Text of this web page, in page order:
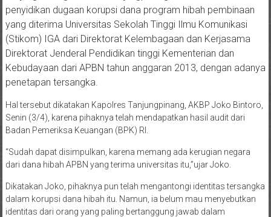
penyidikan dugaan korupsi dana program hibah pembinaan
yang diterima Universitas Sekolah Tinggi Ilmu Komunikasi
(Stikom) IGA dari Direktorat Kelembagaan dan Kerjasama
Direktorat Jenderal Pendidikan tinggi Kementerian dan
Kebudayaan dari APBN tahun anggaran 2013, dengan adanya
penetapan tersangka.
Hal tersebut dikatakan Kapolres Tanjungpinang, AKBP Joko Bintoro,
Senin (3/4), karena pihaknya telah mendapatkan hasil audit dari
Badan Pemeriksa Keuangan (BPK) RI.
“Sudah dapat disimpulkan, karena memang ada kerugian negara
dari dana hibah APBN yang terima universitas itu,”ujar Joko.
Dikatakan Joko, pihaknya pun telah mengantongi identitas tersangka
dalam korupsi dana hibah itu. Namun, ia belum mau menyebutkan
identitas dari orang yang paling bertanggung jawab dalam